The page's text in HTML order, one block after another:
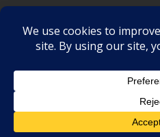
Proudly powered by WordPress